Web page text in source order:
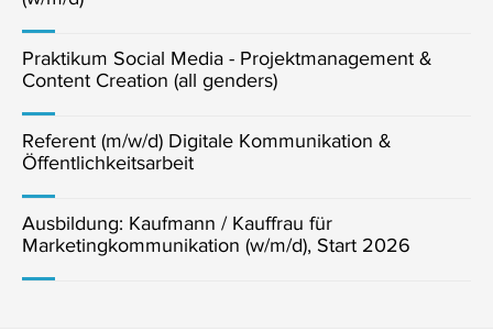
Praktikum Social Media - Projektmanagement &
Content Creation (all genders)
Referent (m/w/d) Digitale Kommunikation &
Öffentlichkeitsarbeit
Ausbildung: Kaufmann / Kauffrau für
Marketingkommunikation (w/m/d), Start 2026